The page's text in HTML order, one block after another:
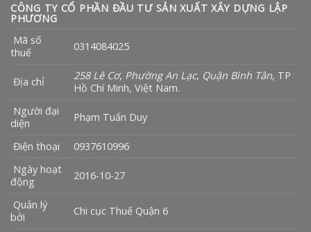
CÔNG TY CỔ PHẦN ĐẦU TƯ SẢN XUẤT XÂY DỰNG LẬP
PHƯƠNG
Mã số
thuế
0314084025
Địa chỉ 258 Lê Cơ, Phường An Lạc, Quận Bình Tân, TP
Hồ Chí Minh, Việt Nam.
Người đại
diện
Phạm Tuấn Duy
Điện thoại
0937610996
Ngày hoạt
động
2016-10-27
Quản lý
bởi
Chi cục Thuế Quận 6